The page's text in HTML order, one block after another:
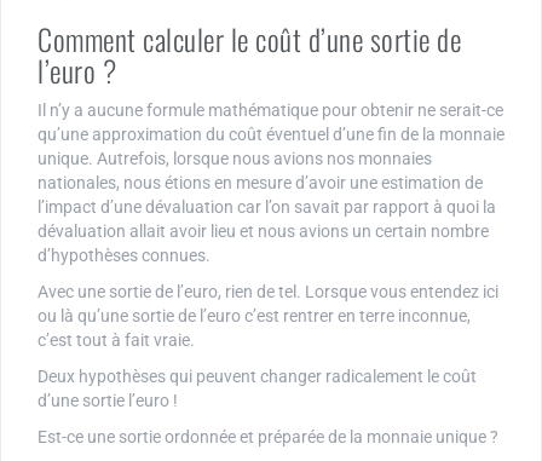
Comment calculer le coût d’une sortie de
l’euro ?
Il n’y a aucune formule mathématique pour obtenir ne serait-ce
qu’une approximation du coût éventuel d’une fin de la monnaie
unique. Autrefois, lorsque nous avions nos monnaies
nationales, nous étions en mesure d’avoir une estimation de
l’impact d’une dévaluation car l’on savait par rapport à quoi la
dévaluation allait avoir lieu et nous avions un certain nombre
d’hypothèses connues.
Avec une sortie de l’euro, rien de tel. Lorsque vous entendez ici
ou là qu’une sortie de l’euro c’est rentrer en terre inconnue,
c’est tout à fait vraie.
Deux hypothèses qui peuvent changer radicalement le coût
d’une sortie l’euro !
Est-ce une sortie ordonnée et préparée de la monnaie unique ?